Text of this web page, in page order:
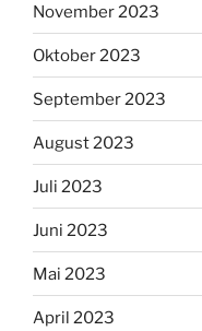
November 2023
Oktober 2023
September 2023
August 2023
Juli 2023
Juni 2023
Mai 2023
April 2023